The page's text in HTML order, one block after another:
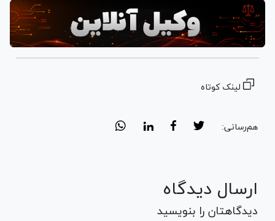
لینک کوتاه
هم‌رسانی:
ارسال دیدگاه
دیدگاهتان را بنویسید